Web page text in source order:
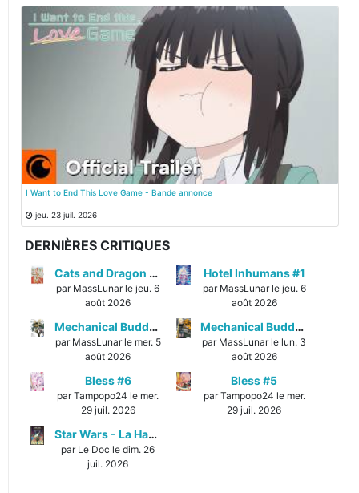
I Want to End This Love Game - Bande annonce
jeu. 23 juil. 2026
DERNIÈRES CRITIQUES
Cats and Dragon #3
par MassLunar le jeu. 6
août 2026
Hotel Inhumans #1
par MassLunar le jeu. 6
août 2026
Mechanical Buddy Universe #1
par MassLunar le mer. 5
août 2026
Mechanical Buddy Universe #0
par MassLunar le lun. 3
août 2026
Bless #6
par Tampopo24 le mer.
29 juil. 2026
Bless #5
par Tampopo24 le mer.
29 juil. 2026
Star Wars - La Haute République - Un équilibre fragile
par Le Doc le dim. 26
juil. 2026